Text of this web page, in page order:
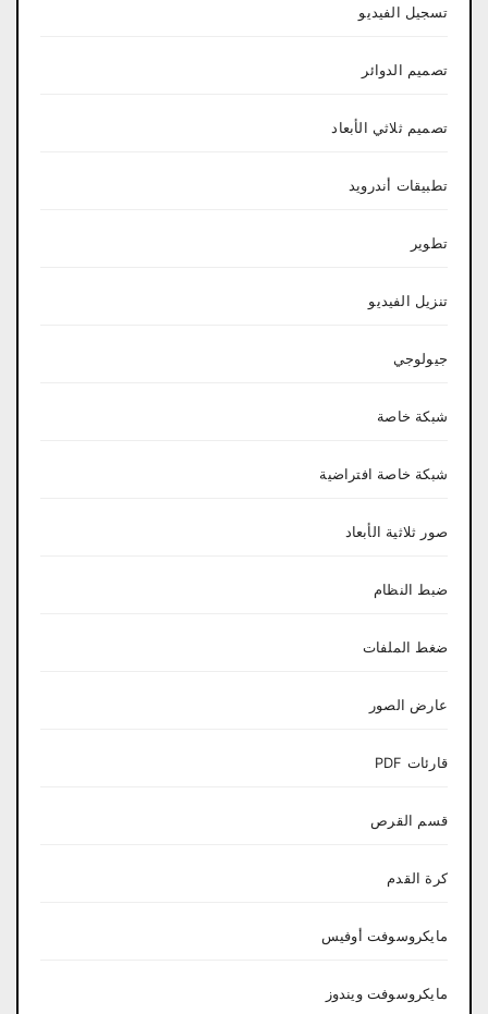
تسجيل الفيديو
تصميم الدوائر
تصميم ثلاثي الأبعاد
تطبيقات أندرويد
تطوير
تنزيل الفيديو
جيولوجي
شبكة خاصة
شبكة خاصة افتراضية
صور ثلاثية الأبعاد
ضبط النظام
ضغط الملفات
عارض الصور
قارئات PDF
قسم القرص
كرة القدم
مايكروسوفت أوفيس
مايكروسوفت ويندوز